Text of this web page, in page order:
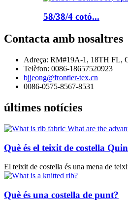
58/38/4 cotó...
Contacta amb nosaltres
Adreça: RM#19A-1, 18TH
Telèfon: 0086-18657520923
bjjeong@frontier-tex.cn
0086-0575-8567-8531
últimes notícies
Què és el teixit de costella
El teixit de costella és una mena de
Què és una costella de punt?